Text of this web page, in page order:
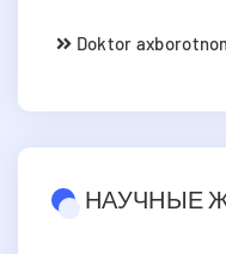
Doktor
НАУЧНЫЕ